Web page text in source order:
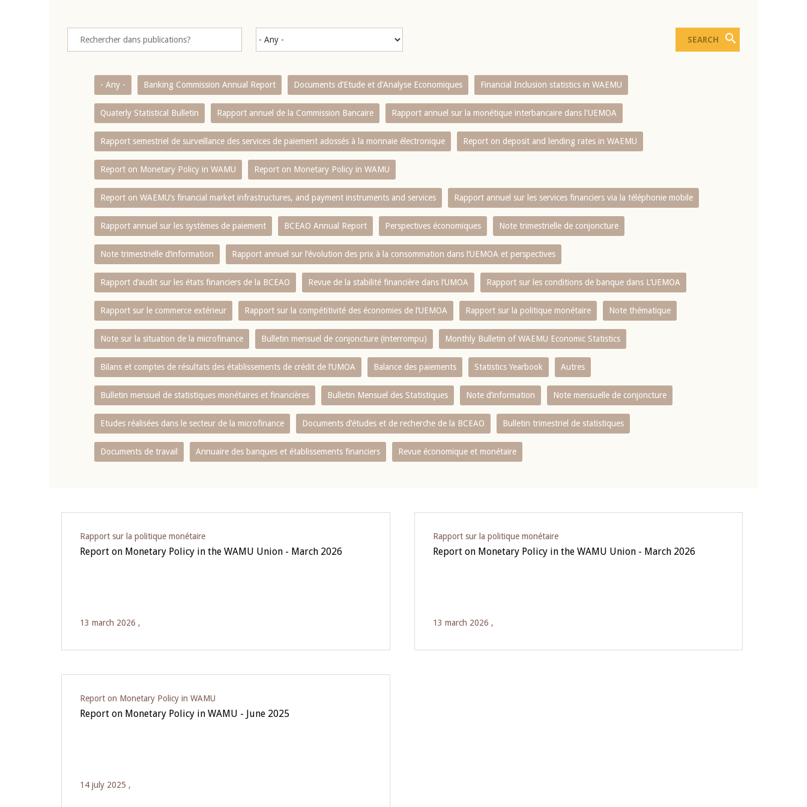
- Any - Banking Commission Annual Report Documents d’Etude et d’Analyse Economiques Financial Inclusion statistics in WAEMU
Quaterly Statistical Bulletin Rapport annuel de la Commission Bancaire Rapport annuel sur la monétique interbancaire dans l'UEMOA
Rapport semestriel de surveillance des services de paiement adossés à la monnaie électronique Report on deposit and lending rates in WAEMU
Report on Monetary Policy in WAMU Report on Monetary Policy in WAMU
Report on WAEMU’s financial market infrastructures, and payment instruments and services Rapport annuel sur les services financiers via la téléphonie mobile
Rapport annuel sur les systèmes de paiement BCEAO Annual Report Perspectives économiques Note trimestrielle de conjoncture
Note trimestrielle d‘information Rapport annuel sur l‘évolution des prix à la consommation dans l‘UEMOA et perspectives
Rapport d‘audit sur les états financiers de la BCEAO Revue de la stabilité financière dans l‘UMOA Rapport sur les conditions de banque dans L‘UEMOA
Rapport sur le commerce extérieur Rapport sur la compétitivité des économies de l‘UEMOA Rapport sur la politique monétaire Note thématique
Note sur la situation de la microfinance Bulletin mensuel de conjoncture (interrompu) Monthly Bulletin of WAEMU Economic Statistics
Bilans et comptes de résultats des établissements de crédit de l‘UMOA Balance des paiements Statistics Yearbook Autres
Bulletin mensuel de statistiques monétaires et financières Bulletin Mensuel des Statistiques Note d’information Note mensuelle de conjoncture
Etudes réalisées dans le secteur de la microfinance Documents d’études et de recherche de la BCEAO Bulletin trimestriel de statistiques
Documents de travail Annuaire des banques et établissements financiers Revue économique et monétaire
Rapport sur la politique monétaire
Report on Monetary Policy in the WAMU Union - March 2026
13 march 2026 ,
Rapport sur la politique monétaire
Report on Monetary Policy in the WAMU Union - March 2026
13 march 2026 ,
Report on Monetary Policy in WAMU
Report on Monetary Policy in WAMU - June 2025
14 july 2025 ,